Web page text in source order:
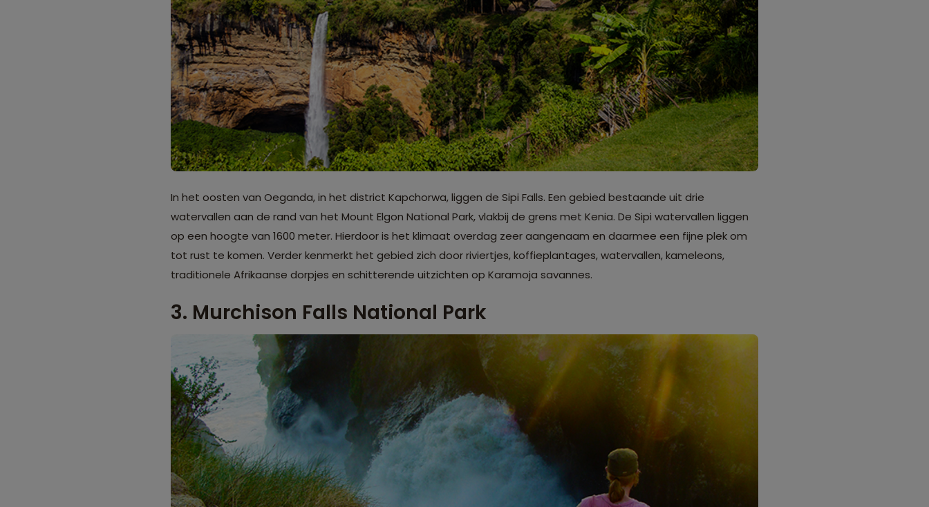
In het oosten van Oeganda, in het district Kapchorwa, liggen de Sipi Falls. Een gebied bestaande uit drie
watervallen aan de rand van het Mount Elgon National Park, vlakbij de grens met Kenia. De Sipi watervallen liggen
op een hoogte van 1600 meter. Hierdoor is het klimaat overdag zeer aangenaam en daarmee een fijne plek om
tot rust te komen. Verder kenmerkt het gebied zich door riviertjes, koffieplantages, watervallen, kameleons,
traditionele Afrikaanse dorpjes en schitterende uitzichten op Karamoja savannes.
3. Murchison Falls National Park